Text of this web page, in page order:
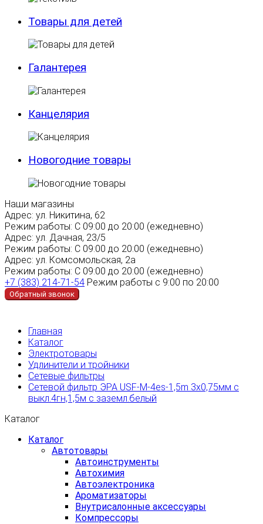
Товары для детей
Галантерея
Канцелярия
Новогодние товары
Наши магазины
Адрес: ул. Никитина, 62
Режим работы: С 09:00 до 20:00 (ежедневно)
Адрес: ул. Дачная, 23/5
Режим работы: С 09:00 до 20:00 (ежедневно)
Адрес: ул. Комсомольская, 2а
Режим работы: С 09:00 до 20:00 (ежедневно)
+7 (383) 214-71-54 Режим работы с 9:00 по 20:00
Обратный звонок
Главная
Каталог
Электротовары
Удлинители и тройники
Сетевые фильтры
Сетевой фильтр ЭРА USF-М-4es-1,5m 3х0,75мм с
выкл.4гн,1,5м с заземл.белый
Каталог
Каталог
Автотовары
Автоинструменты
Автохимия
Автоэлектроника
Ароматизаторы
Внутрисалонные аксессуары
Компрессоры